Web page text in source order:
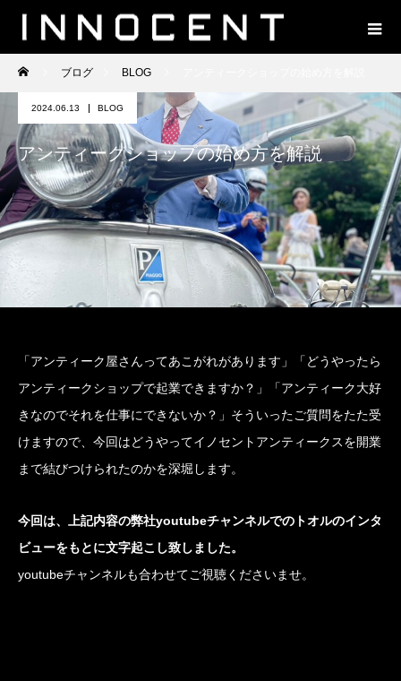
ブログ BLOG
2024.06.13 BLOG
アンティークショップの始め方を解説
「アンティーク屋さんってあこがれがあります」「どうやったら
アンティークショップで起業できますか？」「アンティーク大好
きなのでそれを仕事にできないか？」そういったご質問をたた受
けますので、今回はどうやってイノセントアンティークスを開業
まで結びつけられたのかを深堀します。
今回は、上記内容の弊社youtubeチャンネルでのトオルのインタ
ビューをもとに文字起こし致しました。
youtubeチャンネルも合わせてご視聴くださいませ。